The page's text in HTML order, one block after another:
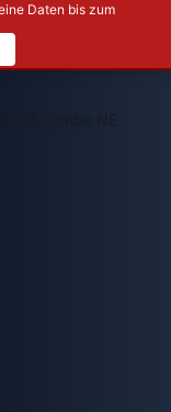
Daten bis zum
Combo NEXO